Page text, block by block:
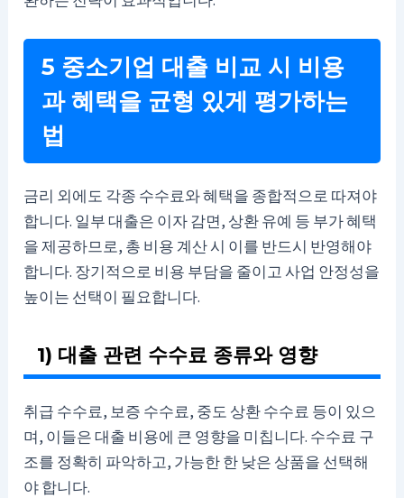
5 중소기업 대출 비교 시 비용
과 혜택을 균형 있게 평가하는
법
금리 외에도 각종 수수료와 혜택을 종합적으로 따져야
합니다. 일부 대출은 이자 감면, 상환 유예 등 부가 혜택
을 제공하므로, 총 비용 계산 시 이를 반드시 반영해야
합니다. 장기적으로 비용 부담을 줄이고 사업 안정성을
높이는 선택이 필요합니다.
1) 대출 관련 수수료 종류와 영향
취급 수수료, 보증 수수료, 중도 상환 수수료 등이 있으
며, 이들은 대출 비용에 큰 영향을 미칩니다. 수수료 구
조를 정확히 파악하고, 가능한 한 낮은 상품을 선택해
야 합니다.